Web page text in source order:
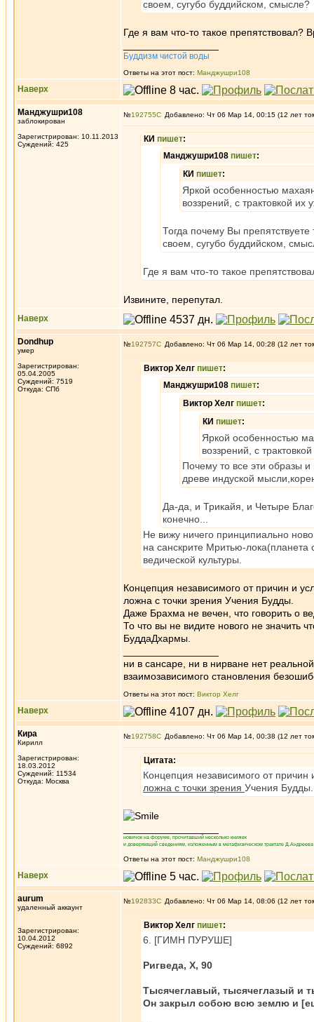
своем, сугубо буддийском, смысле?
Где я вам что-то такое
Буддизм чистой воды
Ответы на этот пост: Манджушри108
Наверх
Манджушри108
заблокирован
Зарегистрирован: 10.11.2013
Суждений: 425
№192755 Добавлено: Чт 06 Мар 14, 00:15 (12 лет
КИ пишет:
Манджушри108 пишет:
КИ пишет:
Яркой особенностью
воззрений, с трактовкой
Тогда почему Вы
своем, сугубо буддийском,
Где я вам что-то такое
Извините, перепутал.
Наверх
Dondhup
умер
Зарегистрирован:
05.04.2005
Суждений: 7519
Откуда: СПб
№192757 Добавлено: Чт 06 Мар 14, 00:28 (12 лет
Виктор Хелг пишет:
Манджушри108 пишет:
Виктор Хелг пишет:
КИ пишет:
Яркой особенностью
воззрений, с
Почему то все эти образы и
древе индуской
Да-да, и Трикайя, и Четыре
конечно...
Не вижу ничего принципиально
на санскрите Мритью-
ведической культуры.
Концепция независимого от причин и
ложна с точки зрения Учения Будды.
Даже Брахма не вечен, что говорить о
То что вы не видите нового не значить
БуддаДхармы.
ни в сансаре, ни в нирване нет
взаимозависимого становления
Ответы на этот пост: Виктор Хелг
Наверх
Кира
Кирилл
Зарегистрирован:
18.03.2012
Суждений: 11534
Откуда: Москва
№192758 Добавлено: Чт 06 Мар 14, 00:38 (12 лет
Цитата:
Концепция независимого от
ложна с точки зрения Учения Будды.
новичок на форуме, прочитавший несколько книжек
и доверяющий сведениям, изложенным в метафизическом трактате
Ответы на этот пост: Манджушри108
Наверх
aurum
удаленный аккаунт
Зарегистрирован:
10.04.2012
Суждений: 6892
№192833 Добавлено: Чт 06 Мар 14, 08:06 (12 лет
Виктор Хелг пишет:
6. [ГИМН ПУРУШЕ]
Ригведа, X, 90
Тысячеглавый, тысячеглазый и
Он закрыл собою всю землю и